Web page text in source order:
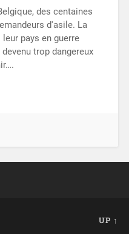
des centaines
d'asile. La
pays en guerre
trop dangereux
UP ↑